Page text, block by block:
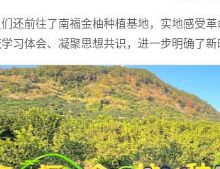
还前往了南福金柚种植基地，实地感受
习体会、凝聚思想共识，进一步明确了新